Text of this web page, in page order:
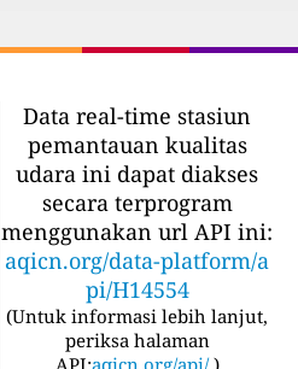
Data real-time stasiun
pemantauan kualitas
udara ini dapat diakses
secara terprogram
menggunakan url API ini:
aqicn.org/data-platform/a
pi/H14554
(Untuk informasi lebih lanjut,
periksa halaman
API:aqicn.org/api/ )